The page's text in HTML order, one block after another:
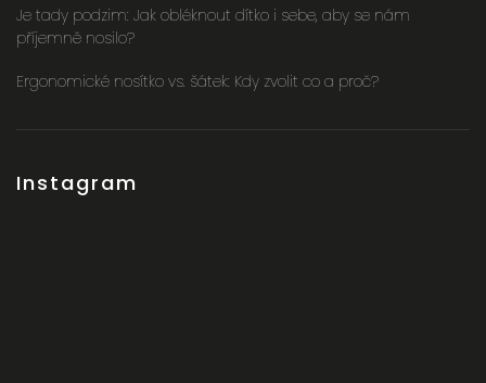
Je tady podzim: Jak obléknout dítko i sebe, aby se nám
příjemně nosilo?
Ergonomické nosítko vs. šátek: Kdy zvolit co a proč?
Instagram